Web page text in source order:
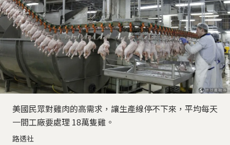
美國民眾對雞肉的高需求，讓生產線停不下來，平均每天
一間工廠要處理 18萬隻雞。
路透社